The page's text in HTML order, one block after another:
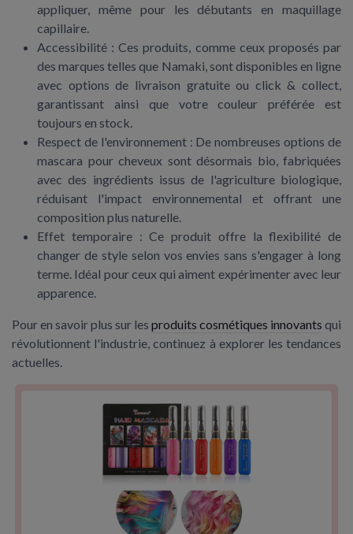
appliquer, même pour les débutants en maquillage
capillaire.
Accessibilité :Ces produits, comme ceux proposés par
des marques telles que Namaki, sont disponibles en ligne
avec options de livraison gratuite ou click & collect,
garantissant ainsi que votre couleur préférée est
toujours en stock.
Respect de l'environnement : De nombreuses options de
mascara pour cheveux sont désormais bio, fabriquées
avec des ingrédients issus de l'agriculture biologique,
réduisant l'impact environnemental et offrant une
composition plus naturelle.
Effet temporaire :Ce produit offre la flexibilité de
changer de style selon vos envies sans s'engager à long
terme. Idéal pour ceux qui aiment expérimenter avec leur
apparence.
Pour en savoir plus sur les produits cosmétiques innovants qui
révolutionnent l'industrie, continuez à explorer les tendances
actuelles.